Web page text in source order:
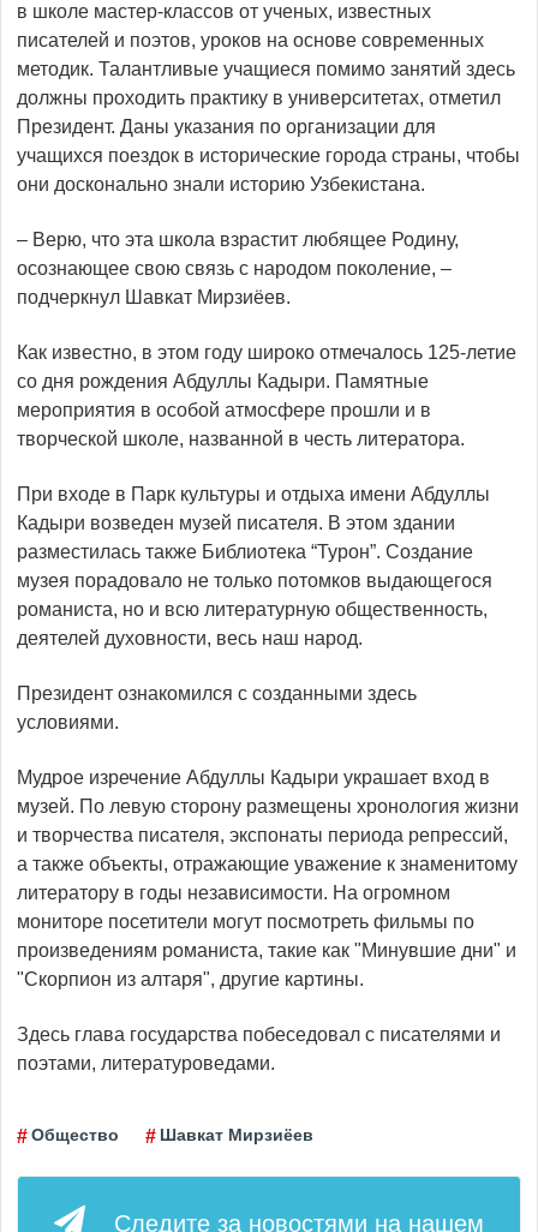
в школе мастер-классов от ученых, известных
писателей и поэтов, уроков на основе современных
методик. Талантливые учащиеся помимо занятий здесь
должны проходить практику в университетах, отметил
Президент. Даны указания по организации для
учащихся поездок в исторические города страны, чтобы
они досконально знали историю Узбекистана.
– Верю, что эта школа взрастит любящее Родину,
осознающее свою связь с народом поколение, –
подчеркнул Шавкат Мирзиёев.
Как известно, в этом году широко отмечалось 125-летие
со дня рождения Абдуллы Кадыри. Памятные
мероприятия в особой атмосфере прошли и в
творческой школе, названной в честь литератора.
При входе в Парк культуры и отдыха имени Абдуллы
Кадыри возведен музей писателя. В этом здании
разместилась также Библиотека “Турон”. Создание
музея порадовало не только потомков выдающегося
романиста, но и всю литературную общественность,
деятелей духовности, весь наш народ.
Президент ознакомился с созданными здесь
условиями.
Мудрое изречение Абдуллы Кадыри украшает вход в
музей. По левую сторону размещены хронология жизни
и творчества писателя, экспонаты периода репрессий,
а также объекты, отражающие уважение к знаменитому
литератору в годы независимости. На огромном
мониторе посетители могут посмотреть фильмы по
произведениям романиста, такие как "Минувшие дни" и
"Скорпион из алтаря", другие картины.
Здесь глава государства побеседовал с писателями и
поэтами, литературоведами.
Общество Шавкат Мирзиёев
Следите за новостями на нашем